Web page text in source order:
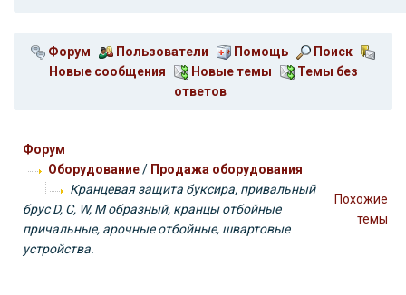
Форум Пользователи Помощь
Поиск
Новые сообщения
Новые темы
Темы без
ответов
Форум
Оборудование/ Продажа оборудования
Кранцевая защита буксира, привальный
брус D, С, W, M образный, кранцы отбойные
причальные, арочные отбойные, швартовые
устройства.
Похожие
темы